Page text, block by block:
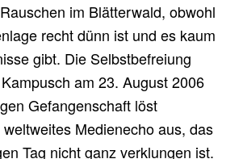
im Blätterwald, obwohl
recht dünn ist und es kaum
gibt. Die Selbstbefreiung
am 23. August 2006
Gefangenschaft löst
Medienecho aus, das
Tag nicht ganz verklungen ist.